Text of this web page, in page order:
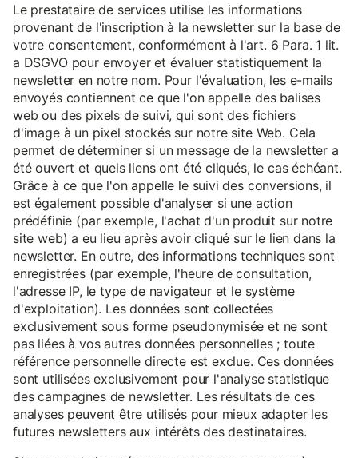
Le prestataire de services utilise les informations
provenant de l'inscription à la newsletter sur la base de
votre consentement, conformément à l'art. 6 Para. 1 lit.
a DSGVO pour envoyer et évaluer statistiquement la
newsletter en notre nom. Pour l'évaluation, les e-mails
envoyés contiennent ce que l'on appelle des balises
web ou des pixels de suivi, qui sont des fichiers
d'image à un pixel stockés sur notre site Web. Cela
permet de déterminer si un message de la newsletter a
été ouvert et quels liens ont été cliqués, le cas échéant.
Grâce à ce que l'on appelle le suivi des conversions, il
est également possible d'analyser si une action
prédéfinie (par exemple, l'achat d'un produit sur notre
site web) a eu lieu après avoir cliqué sur le lien dans la
newsletter. En outre, des informations techniques sont
enregistrées (par exemple, l'heure de consultation,
l'adresse IP, le type de navigateur et le système
d'exploitation). Les données sont collectées
exclusivement sous forme pseudonymisée et ne sont
pas liées à vos autres données personnelles ; toute
référence personnelle directe est exclue. Ces données
sont utilisées exclusivement pour l'analyse statistique
des campagnes de newsletter. Les résultats de ces
analyses peuvent être utilisés pour mieux adapter les
futures newsletters aux intérêts des destinataires.